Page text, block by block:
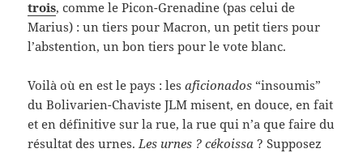
trois, comme le Picon-Grenadine (pas celui de
Marius) : un tiers pour Macron, un petit tiers pour
l’abstention, un bon tiers pour le vote blanc.
Voilà où en est le pays : lesaficionados “insoumis”
du Bolivarien-Chaviste JLM misent, en douce, en fait
et en définitive sur la rue, la rue qui n’a que faire du
résultat des urnes.Les urnes ? cékoissa ? Supposez